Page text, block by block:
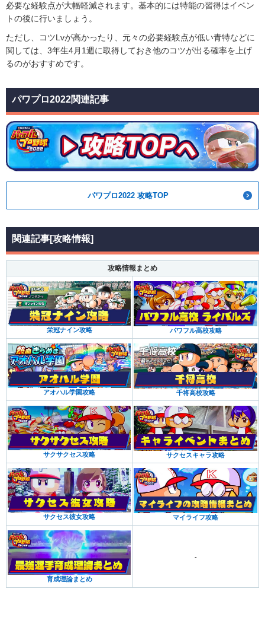
必要な経験点が大幅軽減されます。基本的には特能の習得はイベン
トの後に行いましょう。
ただし、コツLvが高かったり、元々の必要経験点が低い青特などに
関しては、3年生4月1週に取得しておき他のコツが出る確率を上げ
るのがおすすめです。
パワプロ2022関連記事
パワプロ2022 攻略TOP
関連記事[攻略情報]
攻略情報まとめ
栄冠ナイン攻略 パワフル高校攻略
アオハル学園攻略 千将高校攻略
サクサクセス攻略 サクセスキャラ攻略
サクセス彼女攻略 マイライフ攻略
育成理論まとめ
-